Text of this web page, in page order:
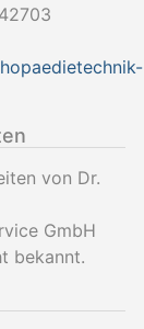
von Dr.
GmbH
bekannt.